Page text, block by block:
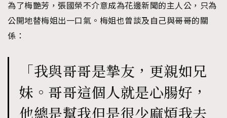
為了梅艷芳，張國榮不介意成為花邊新聞的主人公，只為
公開地替梅姐出一口氣。梅姐也曾談及自己與哥哥的關
係：
「我與哥哥是摯友，更親如兄
妹。哥哥這個人就是心腸好，